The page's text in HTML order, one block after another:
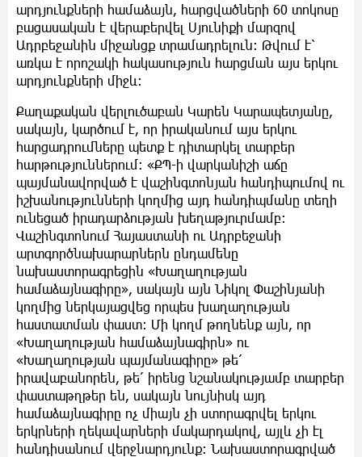
արդյունքների համաձայն, հարցվածների 60 տոկոսը
բացասական է վերաբերվել Սյունիքի մարզով
Ադրբեջանին միջանցք տրամադրելուն: Թվում է՝
առկա է որոշակի հակասություն հարցման այս երկու
արդյունքների միջև։
Քաղաքական վերլուծաբան Կարեն Կարապետյանը,
սակայն, կարծում է, որ իրականում այս երկու
հարցադրումները պետք է դիտարկել տարբեր
հարթություններում։ «ՔՊ-ի վարկանիշի աճը
պայմանավորված է վաշինգտոնյան հանդիպումով ու
իշխանությունների կողմից այդ հանդիպմանը տեղի
ունեցած իրադարձության խեղաթյուրմամբ։
Վաշինգտոնում Հայաստանի ու Ադրբեջանի
արտգործնախարարներն ընդամենը
նախաստորագրեցին «Խաղաղության
համաձայնագիրը», սակայն այն Նիկոլ Փաշինյանի
կողմից ներկայացվեց որպես խաղաղության
հաստատման փաստ։ Մի կողմ թողնենք այն, որ
«Խաղաղության համաձայնագիրն» ու
«Խաղաղության պայմանագիրը» թե՛
իրավաբանորեն, թե՛ իրենց նշանակությամբ տարբեր
փաստաթղթեր են, սակայն նույնիսկ այդ
համաձայնագիրը ոչ միայն չի ստորագրվել երկու
երկրների ղեկավարների մակարդակով, այլև չի էլ
հանդիսանում վերջնարդյունք։ Նախաստորագրված